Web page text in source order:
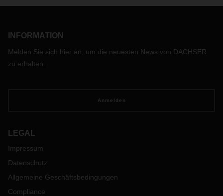
INFORMATION
Melden Sie sich hier an, um die neuesten News von DACHSER
zu erhalten.
Anmelden
LEGAL
Impressum
Datenschutz
Allgemeine Geschäftsbedingungen
Compliance